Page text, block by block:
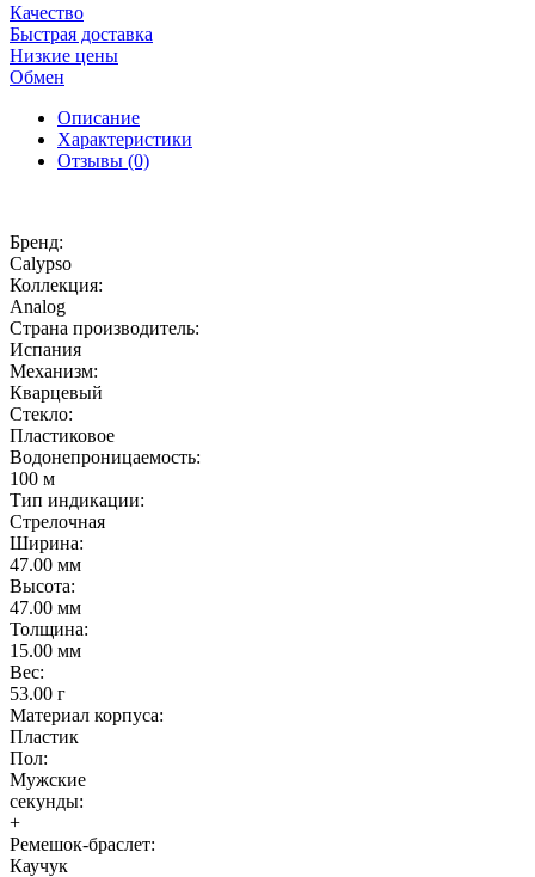
Качество
Быстрая доставка
Низкие цены
Обмен
Описание
Характеристики
Отзывы (0)
Бренд:
Calypso
Коллекция:
Analog
Страна производитель:
Испания
Механизм:
Кварцевый
Стекло:
Пластиковое
Водонепроницаемость:
100 м
Тип индикации:
Стрелочная
Ширина:
47.00 мм
Высота:
47.00 мм
Толщина:
15.00 мм
Вес:
53.00 г
Материал корпуса:
Пластик
Пол:
Мужские
секунды:
+
Ремешок-браслет:
Каучук